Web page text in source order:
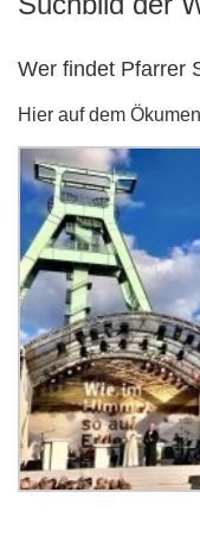
Wer findet Pfarrer
Hier auf dem